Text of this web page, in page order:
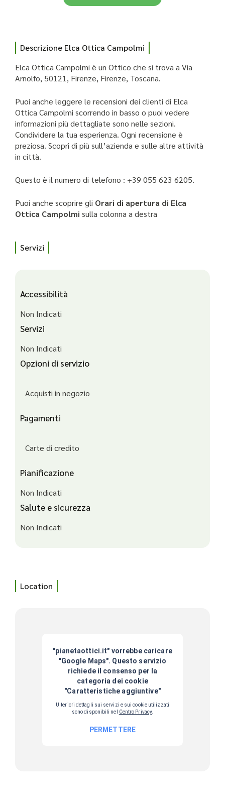
Descrizione Elca Ottica Campolmi
Elca Ottica Campolmi è un Ottico che si trova a Via
Arnolfo, 50121, Firenze, Firenze, Toscana.
Puoi anche leggere le recensioni dei clienti di Elca
Ottica Campolmi scorrendo in basso o puoi vedere
informazioni più dettagliate sono nelle sezioni.
Condividere la tua esperienza. Ogni recensione è
preziosa. Scopri di più sull’azienda e sulle altre attività
in città.
Questo è il numero di telefono : +39 055 623 6205.
Puoi anche scoprire gli Orari di apertura di Elca
Ottica Campolmi sulla colonna a destra
Servizi
Accessibilità
Non Indicati
Servizi
Non Indicati
Opzioni di servizio
Acquisti in negozio
Pagamenti
Carte di credito
Pianificazione
Non Indicati
Salute e sicurezza
Non Indicati
Location